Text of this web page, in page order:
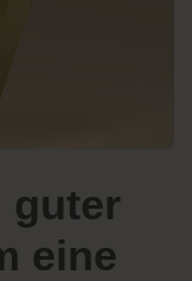
guter
eine